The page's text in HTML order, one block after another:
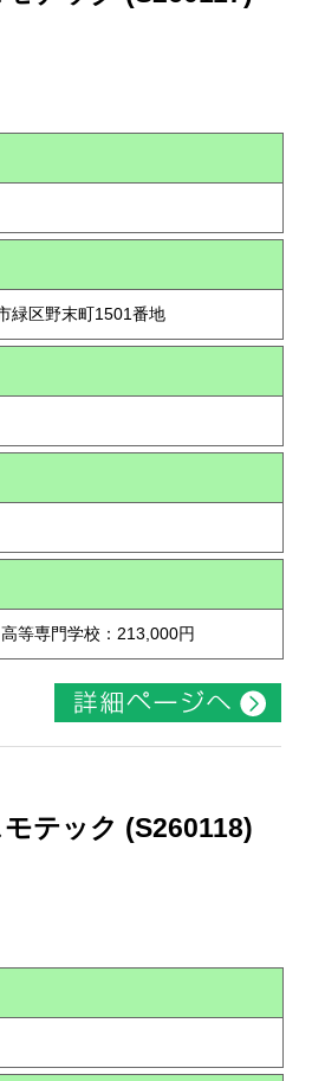
緑区野末町1501番地
等専門学校：213,000円
テック (S260118)